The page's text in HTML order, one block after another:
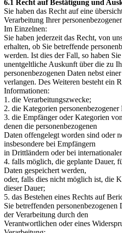
6.1 Recht auf Bestätigung und
Sie haben das Recht auf eine
Verarbeitung Ihrer
Im Einzelnen:
Sie haben jederzeit das Recht, von
erhalten, ob Sie betreffende
werden. Ist dies der Fall, so haben
unentgeltliche Auskunft über die zu
personenbezogenen Daten nebst
verlangen. Des Weiteren besteht ein
Informationen:
1. die Verarbeitungszwecke;
2. die Kategorien
3. die Empfänger oder Kategorien
denen die personenbezogenen
Daten offengelegt worden sind oder
insbesondere bei Empfängern
in Drittländern oder bei
4. falls möglich, die geplante Dauer,
Daten gespeichert werden,
oder, falls dies nicht möglich ist, die
dieser Dauer;
5. das Bestehen eines Rechts auf
Sie betreffenden
der Verarbeitung durch den
Verantwortlichen oder eines